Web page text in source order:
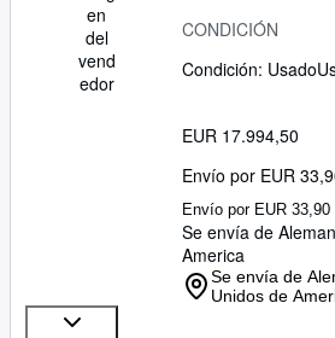
en
del
vend
edor
und zur Abwehr
Bestrebungen
CONDICIÓN
Condición: Usado
EUR 17.994,50
Envío por EUR
Envío por EUR 33,90
Se envía de
America
Se envía de
Unidos de